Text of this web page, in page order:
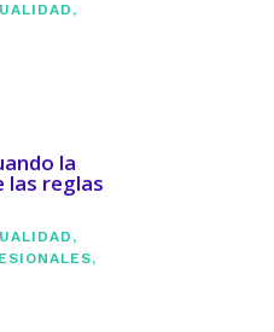
,
la
las reglas
,
,